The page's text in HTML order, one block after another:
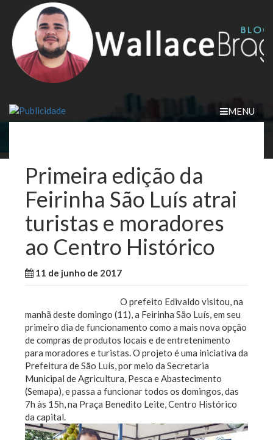
content
MENU
Primeira edição da
Feirinha São Luís atrai
turistas e moradores
ao Centro Histórico
11 de junho de 2017
O prefeito Edivaldo visitou, na
manhã deste domingo (11), a Feirinha São Luís, em seu
primeiro dia de funcionamento como a mais nova opção
de compras de produtos locais e de entretenimento
para moradores e turistas. O projeto é uma iniciativa da
Prefeitura de São Luís, por meio da Secretaria
Municipal de Agricultura, Pesca e Abastecimento
(Semapa), e passa a funcionar todos os domingos, das
7h às 15h, na Praça Benedito Leite, Centro Histórico
da capital.